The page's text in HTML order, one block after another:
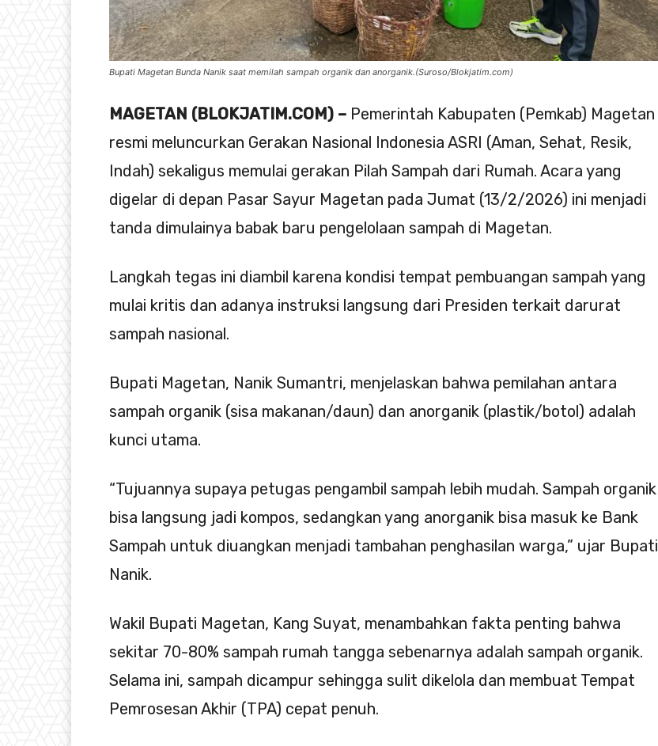
Bupati Magetan Bunda Nanik saat memilah sampah organik dan anorganik.(Suroso/Blokjatim.com)
MAGETAN (BLOKJATIM.COM) – Pemerintah Kabupaten (Pemkab) Magetan
resmi meluncurkan Gerakan Nasional Indonesia ASRI (Aman, Sehat, Resik,
Indah) sekaligus memulai gerakan Pilah Sampah dari Rumah. Acara yang
digelar di depan Pasar Sayur Magetan pada Jumat (13/2/2026) ini menjadi
tanda dimulainya babak baru pengelolaan sampah di Magetan.
Langkah tegas ini diambil karena kondisi tempat pembuangan sampah yang
mulai kritis dan adanya instruksi langsung dari Presiden terkait darurat
sampah nasional.
Bupati Magetan, Nanik Sumantri, menjelaskan bahwa pemilahan antara
sampah organik (sisa makanan/daun) dan anorganik (plastik/botol) adalah
kunci utama.
“Tujuannya supaya petugas pengambil sampah lebih mudah. Sampah organik
bisa langsung jadi kompos, sedangkan yang anorganik bisa masuk ke Bank
Sampah untuk diuangkan menjadi tambahan penghasilan warga,” ujar Bupati
Nanik.
Wakil Bupati Magetan, Kang Suyat, menambahkan fakta penting bahwa
sekitar 70-80% sampah rumah tangga sebenarnya adalah sampah organik.
Selama ini, sampah dicampur sehingga sulit dikelola dan membuat Tempat
Pemrosesan Akhir (TPA) cepat penuh.